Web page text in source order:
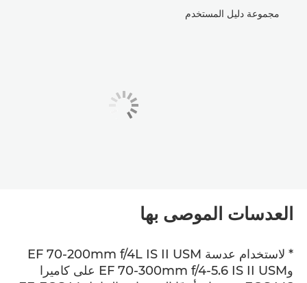
مجموعة دليل المستخدم
العدسات الموصى بها
* لاستخدام عدسة EF 70-200mm f/4L IS II USM
وEF 70-300mm f/4-5.6 IS II USM على كاميرا